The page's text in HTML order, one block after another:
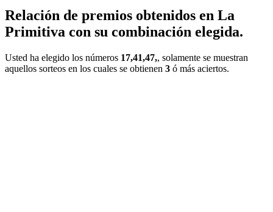
Relación de premios obtenidos en La
Primitiva con su combinación elegida.
Usted ha elegido los números 17,41,47,, solamente se muestran
aquellos sorteos en los cuales se obtienen 3 ó más aciertos.